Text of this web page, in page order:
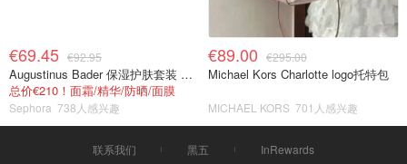
€69.45 €92.95
Augustinus Bader 保湿护肤套装 TFC8®
总价€210！面霜/精华/防晒/面膜
Sephora 738人感兴趣
€89.00 €295.00
Michael Kors Charlotte logo托特包
MICHAEL KORS 701人感兴趣
联系我们 黑五
InRewards